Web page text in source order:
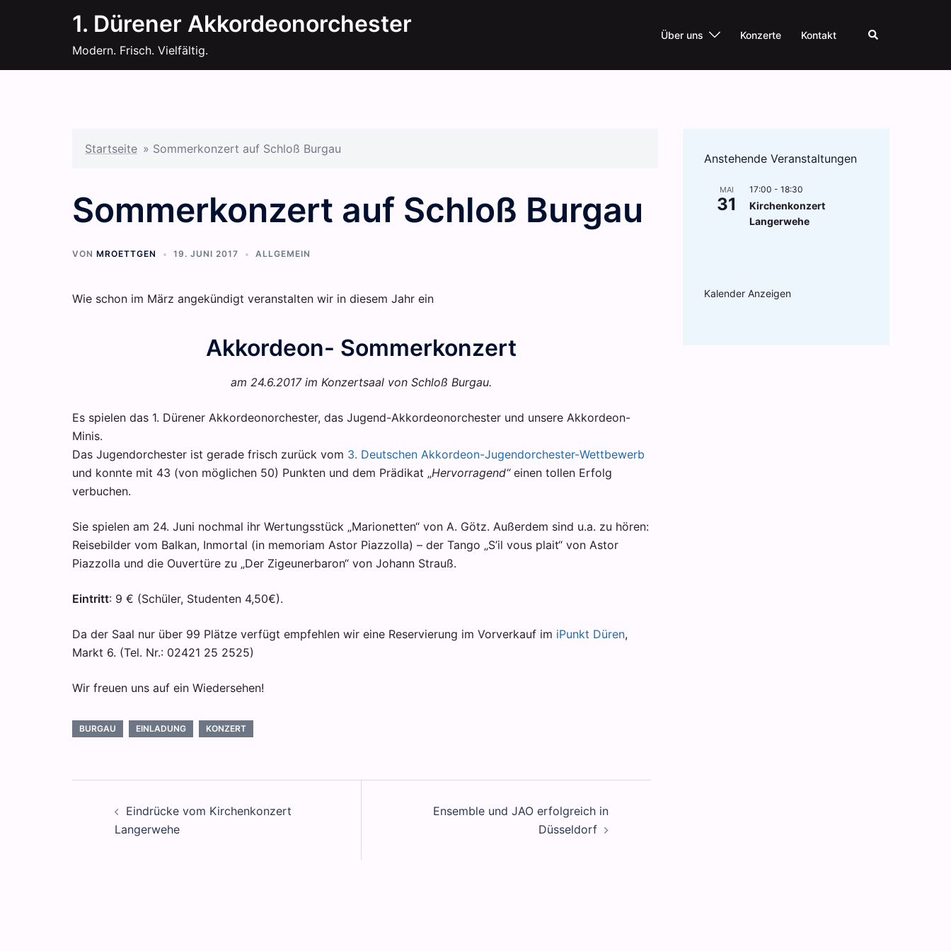
1. Dürener Akkordeonorchester
Modern. Frisch. Vielfältig.
Über uns Konzerte Kontakt Suche
Startseite » Sommerkonzert auf Schloß Burgau
Sommerkonzert auf Schloß Burgau
VON MROETTGEN 19. JUNI 2017 ALLGEMEIN
Wie schon im März angekündigt veranstalten wir in diesem Jahr ein
Akkordeon- Sommerkonzert
am 24.6.2017 im Konzertsaal von Schloß Burgau.
Es spielen das 1. Dürener Akkordeonorchester, das Jugend-Akkordeonorchester und unsere Akkordeon-
Minis.
Das Jugendorchester ist gerade frisch zurück vom 3. Deutschen Akkordeon-Jugendorchester-Wettbewerb
und konnte mit 43 (von möglichen 50) Punkten und dem Prädikat „Hervorragend“einen tollen Erfolg
verbuchen.
Sie spielen am 24. Juni nochmal ihr Wertungsstück „Marionetten“ von A. Götz. Außerdem sind u.a. zu hören:
Reisebilder vom Balkan, Inmortal (in memoriam Astor Piazzolla) – der Tango „S’il vous plait“ von Astor
Piazzolla und die Ouvertüre zu „Der Zigeunerbaron“ von Johann Strauß.
Eintritt: 9 € (Schüler, Studenten 4,50€).
Da der Saal nur über 99 Plätze verfügt empfehlen wir eine Reservierung im Vorverkauf im iPunkt Düren,
Markt 6. (Tel. Nr.: 02421 25 2525)
Wir freuen uns auf ein Wiedersehen!
BURGAU EINLADUNG KONZERT
Eindrücke vom Kirchenkonzert
Langerwehe
Ensemble und JAO erfolgreich in
Düsseldorf
Anstehende Veranstaltungen
MAI
31
17:00 - 18:30
Kirchenkonzert
Langerwehe
Kalender Anzeigen